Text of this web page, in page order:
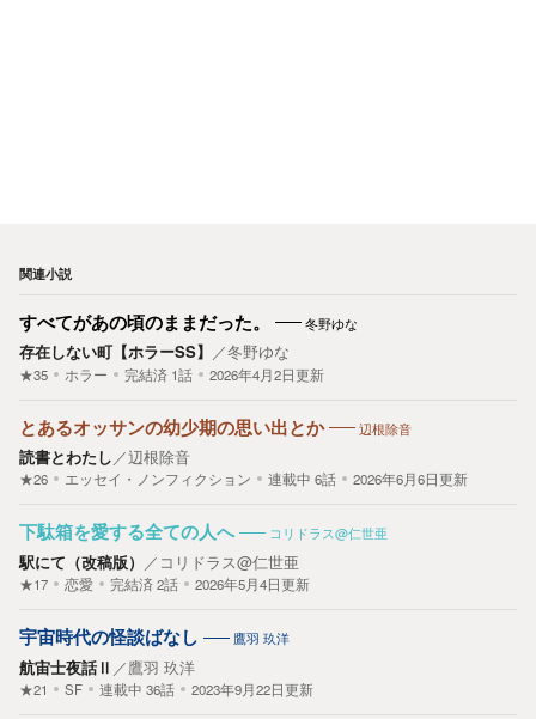
関連小説
すべてがあの頃のままだった。 冬野ゆな
存在しない町【ホラーSS】 ／冬野ゆな
★35 ホラー 完結済 1話 2026年4月2日更新
とあるオッサンの幼少期の思い出とか 辺根除音
読書とわたし／辺根除音
★26 エッセイ・ノンフィクション 連載中 6話 2026年6月6日更新
下駄箱を愛する全ての人へ コリドラス@仁世亜
駅にて（改稿版） ／ コリドラス@仁世亜
★17 恋愛 完結済2話 2026年5月4日更新
宇宙時代の怪談ばなし 鷹羽 玖洋
航宙士夜話Ⅱ ／鷹羽 玖洋
★21 SF 連載中 36話 2023年9月22日更新